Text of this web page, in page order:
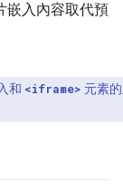
嵌入內容取代預
和 <iframe> 元素